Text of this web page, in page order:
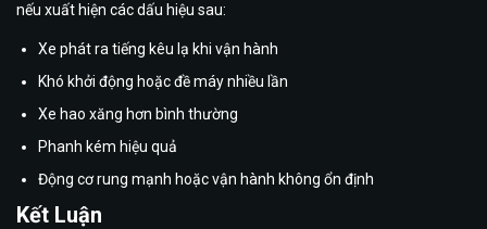
nếu xuất hiện các dấu hiệu sau:
Xe phát ra tiếng kêu lạ khi vận hành
Khó khởi động hoặc đề máy nhiều lần
Xe hao xăng hơn bình thường
Phanh kém hiệu quả
Động cơ rung mạnh hoặc vận hành không ổn định
Kết Luận